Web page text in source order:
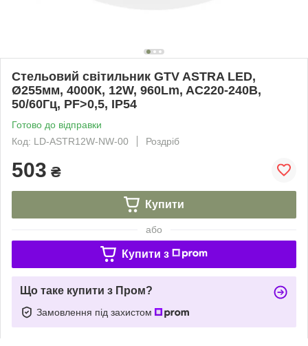
Стельовий світильник GTV ASTRA LED,
Ø255мм, 4000К, 12W, 960Lm, AC220-240В,
50/60Гц, PF>0,5, IP54
Готово до відправки
Код: LD-ASTR12W-NW-00
Роздріб
503 ₴
Купити
або
Купити з
Що таке купити з Пром?
Замовлення під захистом